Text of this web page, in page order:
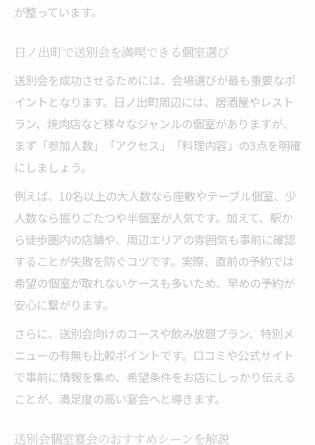
人数に応じた送別会会場の探し方を解説
心に残る送別会を日ノ出町で実現する方法
送別会で心に残る演出を叶えるコツ
日ノ出町で送別会を特別にする秘訣とは
送別会の感動を演出するポイントを紹介
心に残る送別会の進行アイデアと工夫
宴会プラン成功の鍵は個室の使い方にあり
送別会で失敗しない個室活用術とは
宴会プランで個室を活かす実践ポイント
送別会を盛り上げる個室のアレンジ方法
個室で送別会を快適に進める配置の工夫
宴会プランに役立つ個室利用のコツ
が整っています。
日ノ出町で送別会を満喫できる個室選び
送別会を成功させるためには、会場選びが最も重要なポ
イントとなります。日ノ出町周辺には、居酒屋やレスト
ラン、焼肉店など様々なジャンルの個室がありますが、
まず「参加人数」「アクセス」「料理内容」の3点を明確
にしましょう。
例えば、10名以上の大人数なら座敷やテーブル個室、少
人数なら掘りごたつや半個室が人気です。加えて、駅か
ら徒歩圏内の店舗や、周辺エリアの雰囲気も事前に確認
することが失敗を防ぐコツです。実際、直前の予約では
希望の個室が取れないケースも多いため、早めの予約が
安心に繋がります。
さらに、送別会向けのコースや飲み放題プラン、特別メ
ニューの有無も比較ポイントです。口コミや公式サイト
で事前に情報を集め、希望条件をお店にしっかり伝える
ことが、満足度の高い宴会へと導きます。
送別会個室宴会のおすすめシーンを解説